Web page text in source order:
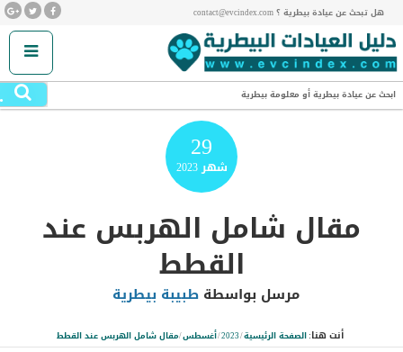
هل تبحث عن عيادة بيطرية ؟ contact@evcindex.com
ابحث عن عيادة بيطرية أو معلومة بيطرية
29
شهر2023
مقال شامل الهربس عند
القطط
مرسل بواسطة طبيبة بيطرية
أنت هنا:الصفحة الرئيسية/
2023
/أغسطس/مقال شامل الهربس عند القطط